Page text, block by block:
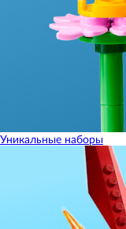
Уникальные наборы